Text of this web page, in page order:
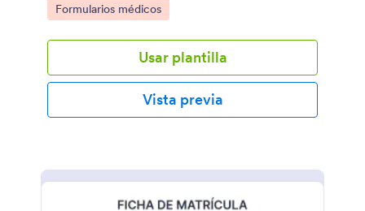
Go to Category:
Formularios médicos
Usar plantilla
Vista previa